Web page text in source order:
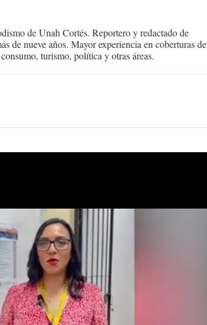
de Unah Cortés. Reportero y redactado de
de nueve años. Mayor experiencia en coberturas de
turismo, política y otras áreas.